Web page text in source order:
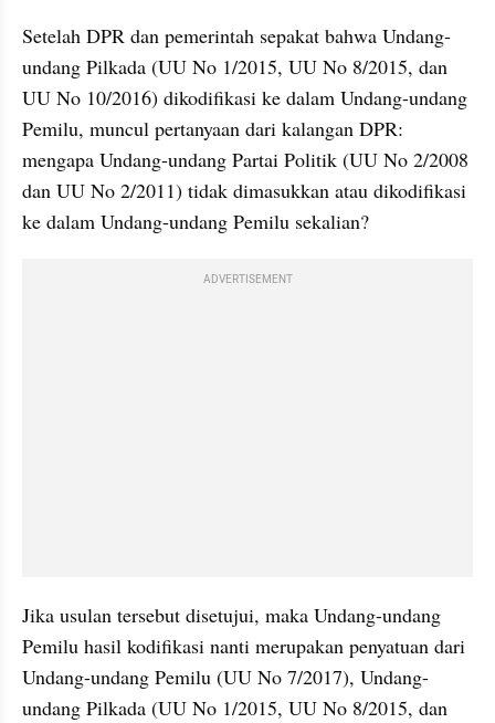
Setelah DPR dan pemerintah sepakat bahwa Undang-
undang Pilkada (UU No 1/2015, UU No 8/2015, dan
UU No 10/2016) dikodifikasi ke dalam Undang-undang
Pemilu, muncul pertanyaan dari kalangan DPR:
mengapa Undang-undang Partai Politik (UU No 2/2008
dan UU No 2/2011) tidak dimasukkan atau dikodifikasi
ke dalam Undang-undang Pemilu sekalian?
ADVERTISEMENT
Jika usulan tersebut disetujui, maka Undang-undang
Pemilu hasil kodifikasi nanti merupakan penyatuan dari
Undang-undang Pemilu (UU No 7/2017), Undang-
undang Pilkada (UU No 1/2015, UU No 8/2015, dan